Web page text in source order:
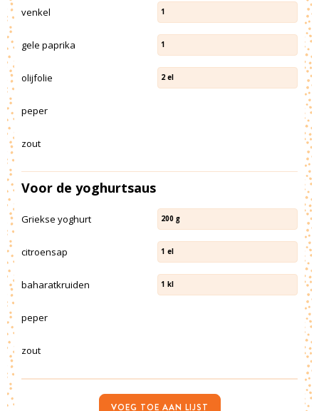
venkel 1
gele paprika 1
olijfolie 2 el
peper
zout
Voor de yoghurtsaus
Griekse yoghurt 200 g
citroensap 1 el
baharatkruiden 1 kl
peper
zout
VOEG TOE AAN LIJST